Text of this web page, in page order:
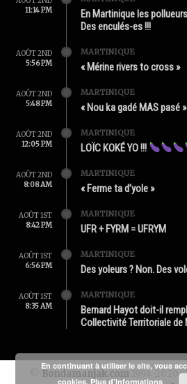
11:14 PM
En Martinique les
Des enculés-es !!!
AOÛT 2ND
5:56 PM
MARTINIQUE
« Mérine rivers to cross »
AOÛT 2ND
5:48 PM
MARTINIQUE
« Nou ka gadé MAS pasé »
AOÛT 2ND
12:05 PM
MARTINIQUE
LOÏC KOKÉ YO !!!
AOÛT 2ND
8:08 AM
MARTINIQUE
« Ferme ta d’yole »
AOÛT 1ST
8:42 PM
MARTINIQUE
UFR + FYRM = UFRYM
AOÛT 1ST
6:56 PM
MARTINIQUE
Des yoleurs ? Non. Des
AOÛT 1ST
8:35 AM
MARTINIQUE
Bernard Hayot doit-il
Collectivité Territoriale de
Bondamanjak.com 1994-2020
En continuant à utiliser le site, vous
cookies. Plus d’informations